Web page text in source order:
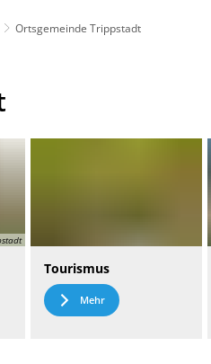
Ortsgemeinde Trippstadt
Tourismus
Mehr